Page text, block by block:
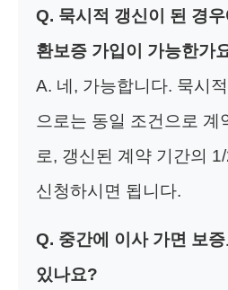
Q. 묵시적 갱신이 된 경
환보증 가입이 가능한가
A. 네, 가능합니다. 묵시
으로는 동일 조건으로 계
로, 갱신된 계약 기간의
신청하시면 됩니다.
Q. 중간에 이사 가면 보
있나요?